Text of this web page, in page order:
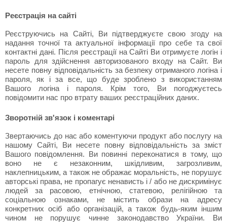
Реєстрація на сайті
Реєструючись на Сайті, Ви підтверджуєте свою згоду на
надання точної та актуальної інформації про себе та свої
контактні дані. Після реєстрації на Сайті Ви отримуєте логін і
пароль для здійснення авторизованого входу на Сайт. Ви
несете повну відповідальність за безпеку отриманого логіна і
пароля, як і за все, що буде зроблено з використанням
Вашого логіна і пароля. Крім того, Ви погоджуєтесь
повідомити нас про втрату ваших реєстраційних даних.
Зворотній зв'язок і коментарі
Звертаючись до нас або коментуючи продукт або послугу на
нашому Сайті, Ви несете повну відповідальність за зміст
Вашого повідомлення. Ви повинні переконатися в тому, що
воно не є незаконним, шкідливим, загрозливим,
наклепницьким, а також не ображає моральність, не порушує
авторські права, не пропагує ненависть і / або не дискримінує
людей за расовою, етнічною, статевою, релігійною та
соціальною ознаками, не містить образи на адресу
конкретних осіб або організацій, а також будь-яким іншим
чином не порушує чинне законодавство України. Ви